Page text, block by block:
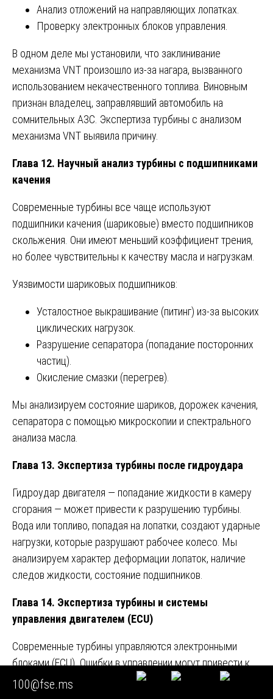
Анализ отложений на направляющих лопатках.
Проверку электронных блоков управления.
В одном деле мы установили, что заклинивание
механизма VNT произошло из-за нагара, вызванного
использованием некачественного топлива. Виновным
признан владелец, заправлявший автомобиль на
сомнительных АЗС. Экспертиза турбины с анализом
механизма VNT выявила причину.
Глава 12. Научный анализ турбины с подшипниками
качения
Современные турбины все чаще используют
подшипники качения (шариковые) вместо подшипников
скольжения. Они имеют меньший коэффициент трения,
но более чувствительны к качеству масла и нагрузкам.
Уязвимости шариковых подшипников:
Усталостное выкрашивание (питинг) из-за высоких
циклических нагрузок.
Разрушение сепаратора (попадание посторонних
частиц).
Окисление смазки (перегрев).
Мы анализируем состояние шариков, дорожек качения,
сепаратора с помощью микроскопии и спектрального
анализа масла.
Глава 13. Экспертиза турбины после гидроудара
Гидроудар двигателя — попадание жидкости в камеру
сгорания — может привести к разрушению турбины.
Вода или топливо, попадая на лопатки, создают ударные
нагрузки, которые разрушают рабочее колесо. Мы
анализируем характер деформации лопаток, наличие
следов жидкости, состояние подшипников.
Глава 14. Экспертиза турбины и системы
управления двигателем (ECU)
Современные турбины управляются электронными
блоками (ECU). Ошибки в управлении могут привести к
поломке: чрезмерное давление наддува, перегрев,
неправильное открытие клапана wastegate. Мы
100@fse.ms